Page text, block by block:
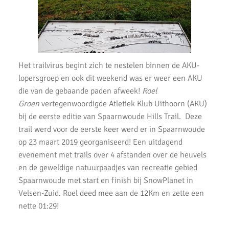
Zilveren Turfloop 2022
Wijnmarathon met AKU
Uitslagen Omloop van Noordwijkerhout 2022
Uitslagen Uithoorns Mooiste 2022
Uitslagen Weekend 09 April 2022
Uitslagen Weekend 2 April 2022
Uitslagen Weekend 20 Maart 2022
AKU lopers beginnen wedstrijden weer te vinden
Uitslagen 21 November 2021
Het trailvirus begint zich te nestelen binnen de AKU-
lopersgroep en ook dit weekend was er weer een AKU
die van de gebaande paden afweek! Roel
Groen vertegenwoordigde Atletiek Klub Uithoorn (AKU)
bij de eerste editie van Spaarnwoude Hills Trail. Deze
trail werd voor de eerste keer werd er in Spaarnwoude
op 23 maart 2019 georganiseerd! Een uitdagend
evenement met trails over 4 afstanden over de heuvels
en de geweldige natuurpaadjes van recreatie gebied
Spaarnwoude met start en finish bij SnowPlanet in
Velsen-Zuid. Roel deed mee aan de 12Km en zette een
nette 01:29!